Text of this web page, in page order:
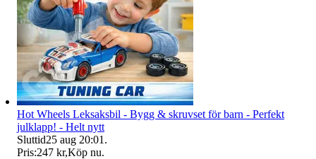
Hot Wheels Leksaksbil - Bygg & skruvset för barn - Perfekt
julklapp! - Helt nytt
Sluttid25 aug 20:01 .
Pris:247 kr,Köp nu.